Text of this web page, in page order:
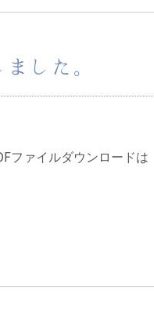
した。
ファイルダウンロードは